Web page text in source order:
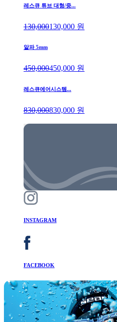
레스큐 튜브 대형/중...
130,000130,000 원
알파 5mm
450,000450,000 원
레스큐에어시스템...
830,000830,000 원
INSTAGRAM
FACEBOOK